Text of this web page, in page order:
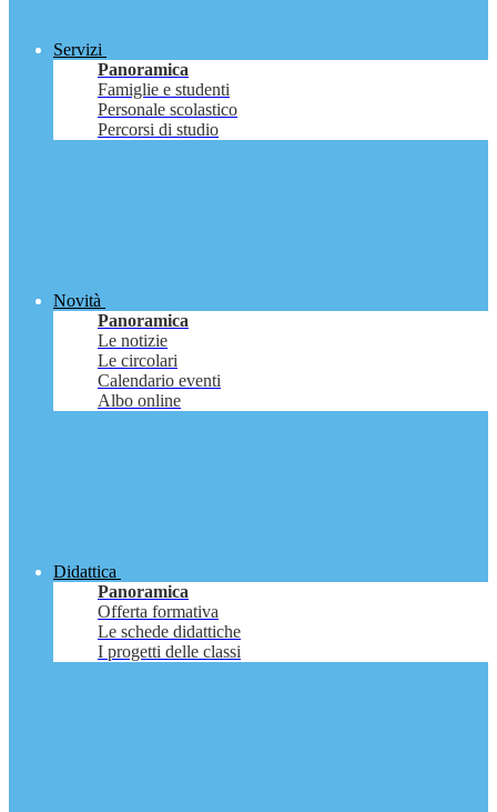
Servizi
Panoramica
Famiglie e studenti
Personale scolastico
Percorsi di studio
Novità
Panoramica
Le notizie
Le circolari
Calendario eventi
Albo online
Didattica
Panoramica
Offerta formativa
Le schede didattiche
I progetti delle classi